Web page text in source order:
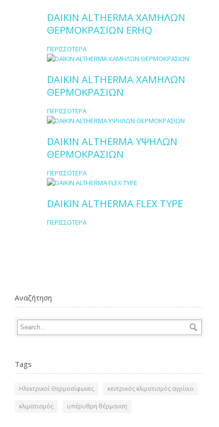
DAIKIN ALTHERMA ΧΑΜΗΛΩΝ
ΘΕΡΜΟΚΡΑΣΙΩΝ ERHQ
ΠΕΡΙΣΣΟΤΕΡΑ
DAIKIN ALTHERMA ΧΑΜΗΛΩΝ
ΘΕΡΜΟΚΡΑΣΙΩΝ
ΠΕΡΙΣΣΟΤΕΡΑ
DAIKIN ALTHERMA ΥΨΗΛΩΝ
ΘΕΡΜΟΚΡΑΣΙΩΝ
ΠΕΡΙΣΣΟΤΕΡΑ
DAIKIN ALTHERMA FLEX TYPE
ΠΕΡΙΣΣΟΤΕΡΑ
Αναζήτηση
Tags
Ηλεκτρικοί Θερμοσίφωνες κεντρικός κλιματισμός αγρίνιο
κλιματισμός υπέρυθρη θέρμανση